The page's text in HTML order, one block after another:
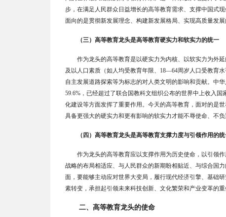
步，在满足人民群众日益增长的高等教育需求、支撑中国式
面向的是贯彻新发展理念、构建新发展格局、实现高质量发
（三）高等教育龙头是高等教育硬实力和软实力的统一
作为龙头的高等教育是以硬实力为内核、以软实力为外
及以人口素质（如人均受教育年限、 18—64周岁人口受教育
自主发展道路探索等为标志的对人类文明的影响和贡献。中
59.6% ，已经超过了联合国教科文组织公布的世界中上收入
化建设等方面发挥了重要作用。今天的高等教育，面对的是
具备更强大的硬实力和更有影响的软实力才能不辱使命、不负
（四）高等教育龙头是高等教育支撑力度与引领作用的
作为龙头的高等教育应以支撑作用为历史使命，以引领
战略的布局相适应、与人民群众的新期盼相贴近、与综合国
面，要能够主动应对世界大变局，履行现代经济引擎、基础
素转变，承担起引领未来科技创新、文化繁荣和产业变革的重
二、高等教育龙头的使命